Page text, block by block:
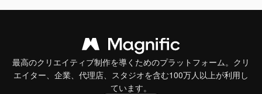
最高のクリエイティブ制作を導くためのプラットフォーム。クリ
エイター、企業、代理店、スタジオを含む100万人以上が利用し
ています。